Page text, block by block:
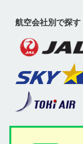
航空会社別で探す